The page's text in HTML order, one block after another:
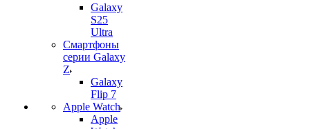
Galaxy
S25
Ultra
Смартфоны
серии Galaxy
Z
Galaxy
Flip 7
Apple Watch
Apple